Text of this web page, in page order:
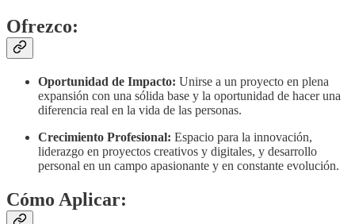
Ofrezco:
Oportunidad de Impacto: Unirse a un proyecto en plena
expansión con una sólida base y la oportunidad de hacer una
diferencia real en la vida de las personas.
Crecimiento Profesional: Espacio para la innovación,
liderazgo en proyectos creativos y digitales, y desarrollo
personal en un campo apasionante y en constante evolución.
Cómo Aplicar: